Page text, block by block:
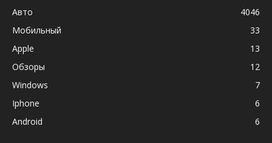
Авто
4046
Мобильный
33
Apple
13
Обзоры
12
Windows
7
Iphone
6
Android
6